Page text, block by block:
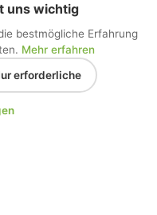
uns wichtig
bestmögliche Erfahrung
Mehr erfahren
erforderliche